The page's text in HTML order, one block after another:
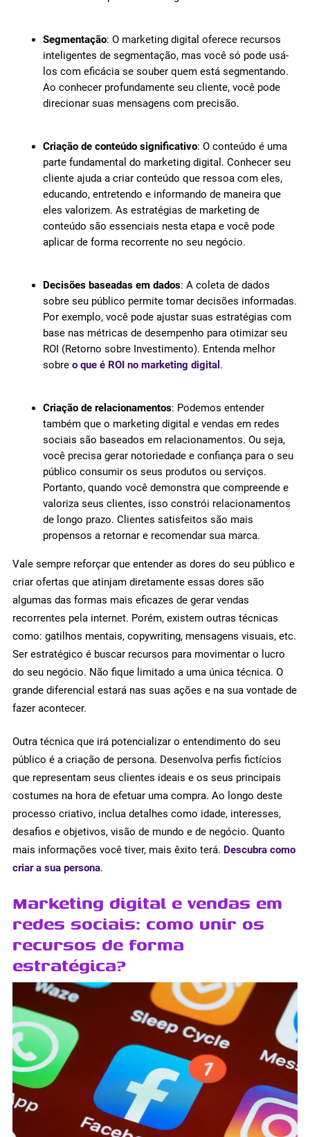
Segmentação: O marketing digital oferece recursos
inteligentes de segmentação, mas você só pode usá-
los com eficácia se souber quem está segmentando.
Ao conhecer profundamente seu cliente, você pode
direcionar suas mensagens com precisão.
Criação de conteúdo significativo: O conteúdo é uma
parte fundamental do marketing digital. Conhecer seu
cliente ajuda a criar conteúdo que ressoa com eles,
educando, entretendo e informando de maneira que
eles valorizem. As estratégias de marketing de
conteúdo são essenciais nesta etapa e você pode
aplicar de forma recorrente no seu negócio.
Decisões baseadas em dados: A coleta de dados
sobre seu público permite tomar decisões informadas.
Por exemplo, você pode ajustar suas estratégias com
base nas métricas de desempenho para otimizar seu
ROI (Retorno sobre Investimento). Entenda melhor
sobre o que é ROI no marketing digital .
Criação de relacionamentos: Podemos entender
também que o marketing digital e vendas em redes
sociais são baseados em relacionamentos. Ou seja,
você precisa gerar notoriedade e confiança para o seu
público consumir os seus produtos ou serviços.
Portanto, quando você demonstra que compreende e
valoriza seus clientes, isso constrói relacionamentos
de longo prazo. Clientes satisfeitos são mais
propensos a retornar e recomendar sua marca.
Vale sempre reforçar que entender as dores do seu público e
criar ofertas que atinjam diretamente essas dores são
algumas das formas mais eficazes de gerar vendas
recorrentes pela internet. Porém, existem outras técnicas
como: gatilhos mentais, copywriting, mensagens visuais, etc.
Ser estratégico é buscar recursos para movimentar o lucro
do seu negócio. Não fique limitado a uma única técnica. O
grande diferencial estará nas suas ações e na sua vontade de
fazer acontecer.
Outra técnica que irá potencializar o entendimento do seu
público é a criação de persona. Desenvolva perfis fictícios
que representam seus clientes ideais e os seus principais
costumes na hora de efetuar uma compra. Ao longo deste
processo criativo, inclua detalhes como idade, interesses,
desafios e objetivos, visão de mundo e de negócio. Quanto
mais informações você tiver, mais êxito terá. Descubra como
criar a sua persona.
Marketing digital e vendas em
redes sociais: como unir os
recursos de forma
estratégica?